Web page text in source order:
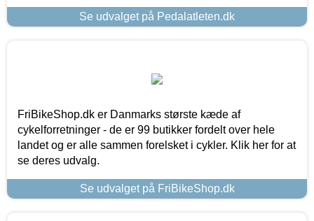
Se udvalget på Pedalatleten.dk
FriBikeShop.dk er Danmarks største kæde af
cykelforretninger - de er 99 butikker fordelt over hele
landet og er alle sammen forelsket i cykler. Klik her for at
se deres udvalg.
Se udvalget på FriBikeShop.dk